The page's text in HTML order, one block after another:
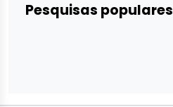
Pesquisas populares